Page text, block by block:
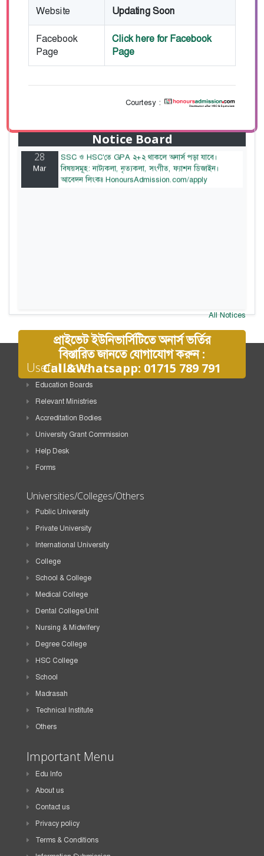
Website Updating Soon
Facebook
Page
Click here for Facebook
Page
Courtesy :
Notice Board
টাকা। আবেদন লিংকঃ HonoursAdmission.com/apply
28
Mar
SSC ও HSC'তে GPA ২+২ থাকলে অনার্স পড়া যাবে।
বিষয়সমূহ: নাট্যকলা, নৃত্যকলা, সংগীত, ফ্যাশন ডিজাইন।
আবেদন লিংকঃ HonoursAdmission.com/apply
All Notices
প্রাইভেট ইউনিভার্সিটিতে অনার্স ভর্তির
বিস্তারিত জানতে যোগাযোগ করুন :
Call&Whatsapp: 01715 789 791
Useful Links
Education Boards
Relevant Ministries
Accreditation Bodies
University Grant Commission
Help Desk
Forms
Universities/Colleges/Others
Public University
Private University
International University
College
School & College
Medical College
Dental College/Unit
Nursing & Midwifery
Degree College
HSC College
School
Madrasah
Technical Institute
Others
Important Menu
Edu Info
About us
Contact us
Privacy policy
Terms & Conditions